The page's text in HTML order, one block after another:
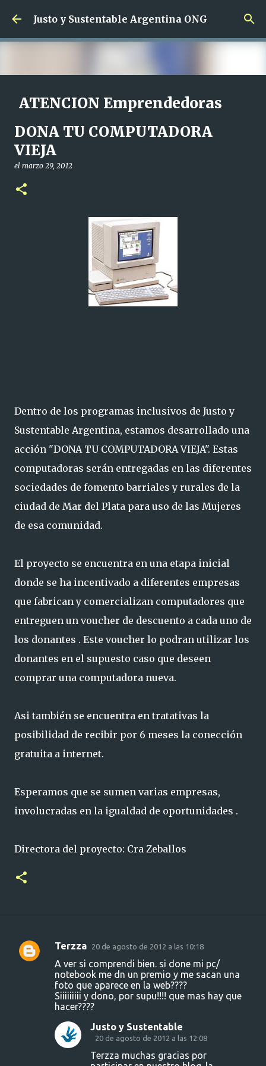
Ir al contenido principal
Justo y Sustentable Argentina ONG
ATENCION Emprendedoras
SIN Limites de edad !!!
el junio 01, 2024
CAPACITACION SALIDA LABORAL CAPACITACION SIN CARGO
EMPRENDEDORAS
DONA TU COMPUTADORA
VIEJA
el marzo 29, 2012
Dentro de los programas inclusivos de Justo y
Sustentable Argentina, estamos desarrollado una
acción "DONA TU COMPUTADORA VIEJA". Estas
computadoras serán entregadas en las diferentes
sociedades de fomento barriales y rurales de la
ciudad de Mar del Plata para uso de las Mujeres
de esa comunidad.
El proyecto se encuentra en una etapa inicial
donde se ha incentivado a diferentes empresas
que fabrican y comercializan computadores que
entreguen un voucher de descuento a cada uno de
los donantes . Este voucher lo podran utilizar los
donantes en el supuesto caso que deseen
comprar una computadora nueva.
Asi también se encuentra en tratativas la
posibilidad de recibir por 6 meses la conección
gratuita a internet.
Esperamos que se sumen varias empresas,
involucradas en la igualdad de oportunidades .
Directora del proyecto: Cra Zeballos
C
Terzza 20 de agosto de 2012 a las 10:18
A ver si comprendi bien. si done mi pc/
notebook me dn un premio y me sacan una
foto que aparece en la web????
Siiiiiiiii y dono, por supu!!!! que mas hay que
hacer????
Justo y Sustentable
20 de agosto de 2012 a las 12:08
Terzza muchas gracias por